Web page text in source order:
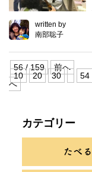
written by
南部聡子
56 / 159
前へ
10
20 30 54
へ
カテゴリー